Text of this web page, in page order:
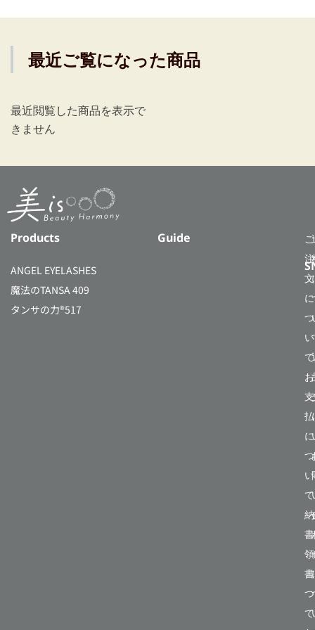
最近ご覧になった商品
最近閲覧した商品を表示で
きません
Products
ANGEL EYELASHES
魔法のTANSA 409
タンサの力®517
Guide
ご
注
文
に
つ
い
て
お
支
払
に
つ
い
て
て